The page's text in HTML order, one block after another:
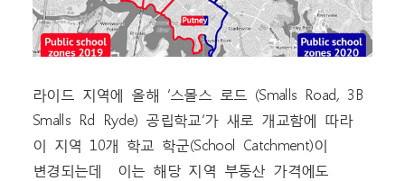
라이드 지역에 올해 ‘스몰스 로드 (Smalls Road, 3B
Smalls Rd Ryde) 공립학교’가 새로 개교함에 따라
이 지역 10개 학교 학군(School Catchment)이
변경되는데 이는 해당 지역 부동산 가격에도